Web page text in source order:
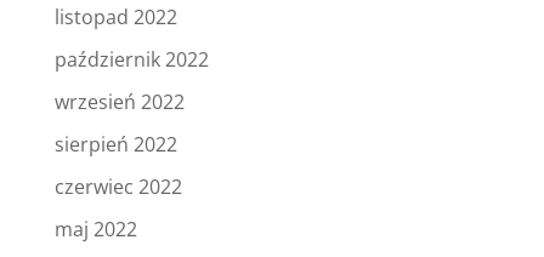
listopad 2022
październik 2022
wrzesień 2022
sierpień 2022
czerwiec 2022
maj 2022